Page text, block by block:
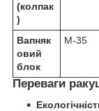
(колпак
)
Вапняк
овий
блок
М-35
Переваги